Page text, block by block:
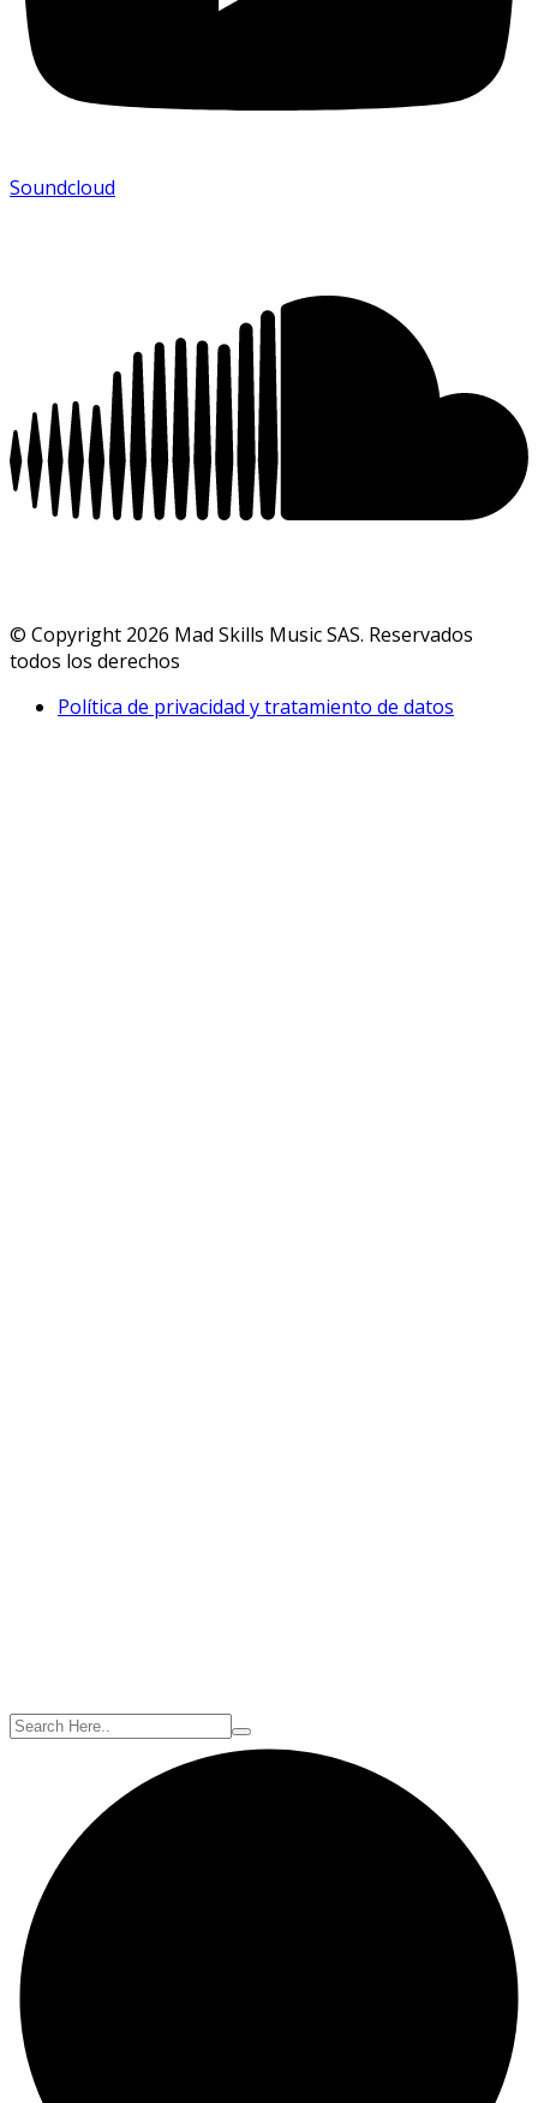
Soundcloud
© Copyright 2026 Mad Skills Music SAS. Reservados
todos los derechos
Política de privacidad y tratamiento de datos